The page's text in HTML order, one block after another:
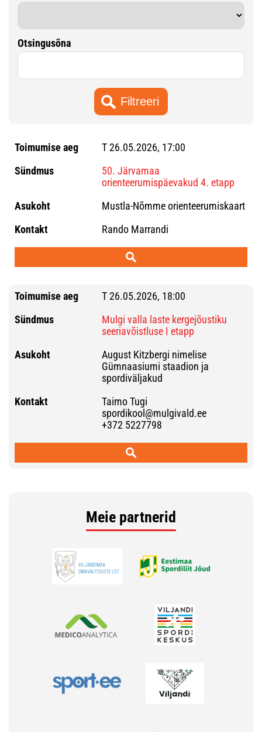
Otsingusõna
T 26.05.2026, 17:00
50. Järvamaa
orienteerumispäevakud 4. etapp
Mustla-Nõmme orienteerumiskaart
Rando Marrandi
T 26.05.2026, 18:00
Mulgi valla laste kergejõustiku
seeriavõistluse I etapp
August Kitzbergi nimelise
Gümnaasiumi staadion ja
spordiväljakud
Taimo Tugi
spordikool@mulgivald.ee
+372 5227798
Meie partnerid